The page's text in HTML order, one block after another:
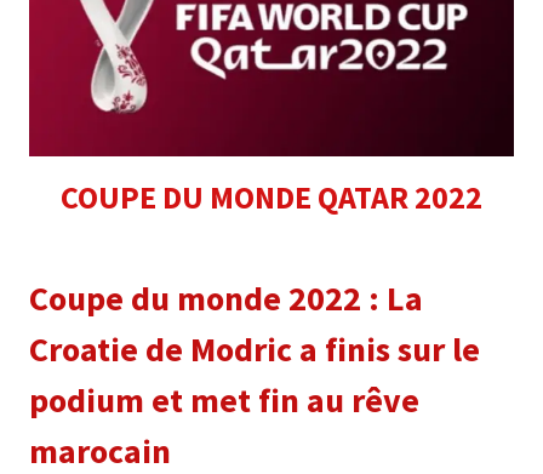
COUPE DU MONDE QATAR 2022
Coupe du monde 2022 : La
Croatie de Modric a finis sur le
podium et met fin au rêve
marocain